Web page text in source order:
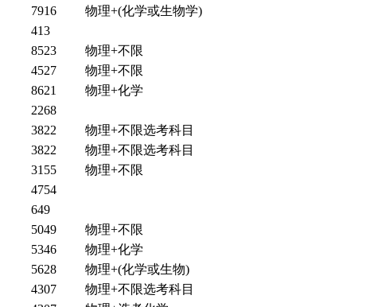
7916
物理+(化学或生物学)
413
8523
物理+不限
4527
物理+不限
8621
物理+化学
2268
3822
物理+不限选考科目
3822
物理+不限选考科目
3155
物理+不限
4754
649
5049
物理+不限
5346
物理+化学
5628
物理+(化学或生物)
4307
物理+不限选考科目